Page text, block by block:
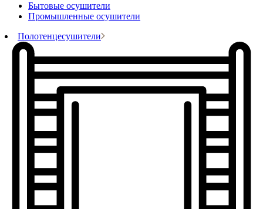
Бытовые осушители
Промышленные осушители
Полотенцесушители